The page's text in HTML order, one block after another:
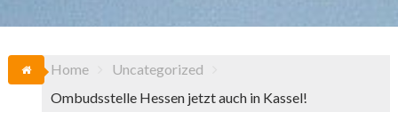
Home
Uncategorized
Ombudsstelle Hessen jetzt auch in Kassel!